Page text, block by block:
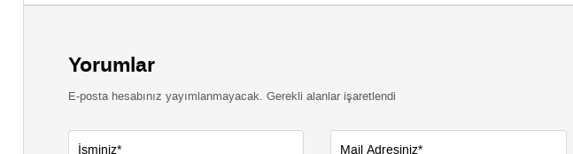
Yorumlar
E-posta hesabınız yayımlanmayacak. Gerekli alanlar işaretlendi